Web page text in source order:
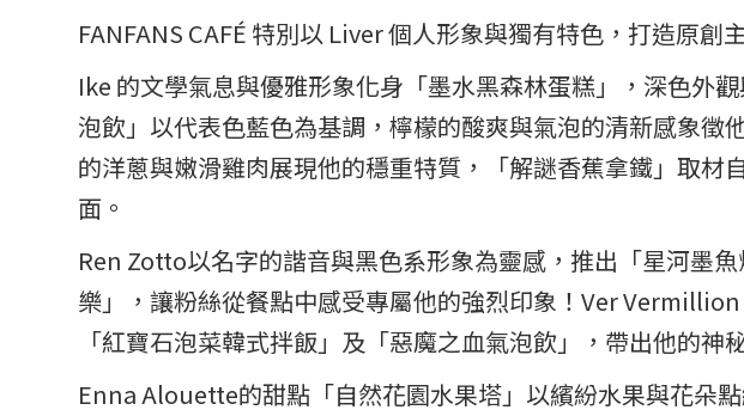
FANFANS CAFÉ 特別以 Liver 個人形象與獨有特色，打造原
Ike 的文學氣息與優雅形象化身「墨水黑森林蛋糕」，深色外
泡飲」以代表色藍色為基調，檸檬的酸爽與氣泡的清新感象
的洋蔥與嫩滑雞肉展現他的穩重特質，「解謎香蕉拿鐵」取
面。
Ren Zotto以名字的諧音與黑色系形象為靈感，推出「星河墨
樂」，讓粉絲從餐點中感受專屬他的強烈印象！Ver
「紅寶石泡菜韓式拌飯」及「惡魔之血氣泡飲」，帶出他的神
Enna Alouette的甜點「自然花園水果塔」以繽紛水果與花朵